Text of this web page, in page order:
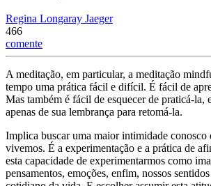
Regina Longaray Jaeger
466
comente
A meditação, em particular, a meditação
tempo uma prática fácil e difícil. É fácil de
Mas também é fácil de esquecer de praticá-la,
apenas de sua lembrança para retomá-la.
Implica buscar uma maior intimidade conosco
vivemos. É a experimentação e a prática de
esta capacidade de experimentarmos como
pensamentos, emoções, enfim, nossos